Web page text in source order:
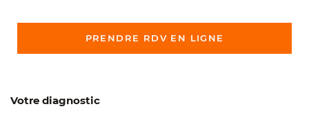
PRENDRE RDV EN LIGNE
Votre diagnostic